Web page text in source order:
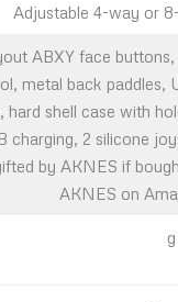
Adjustable 4-way or
ABXY face buttons,
metal back paddles,
hard shell case with
charging, 2 silicone
by AKNES if
AKNES on